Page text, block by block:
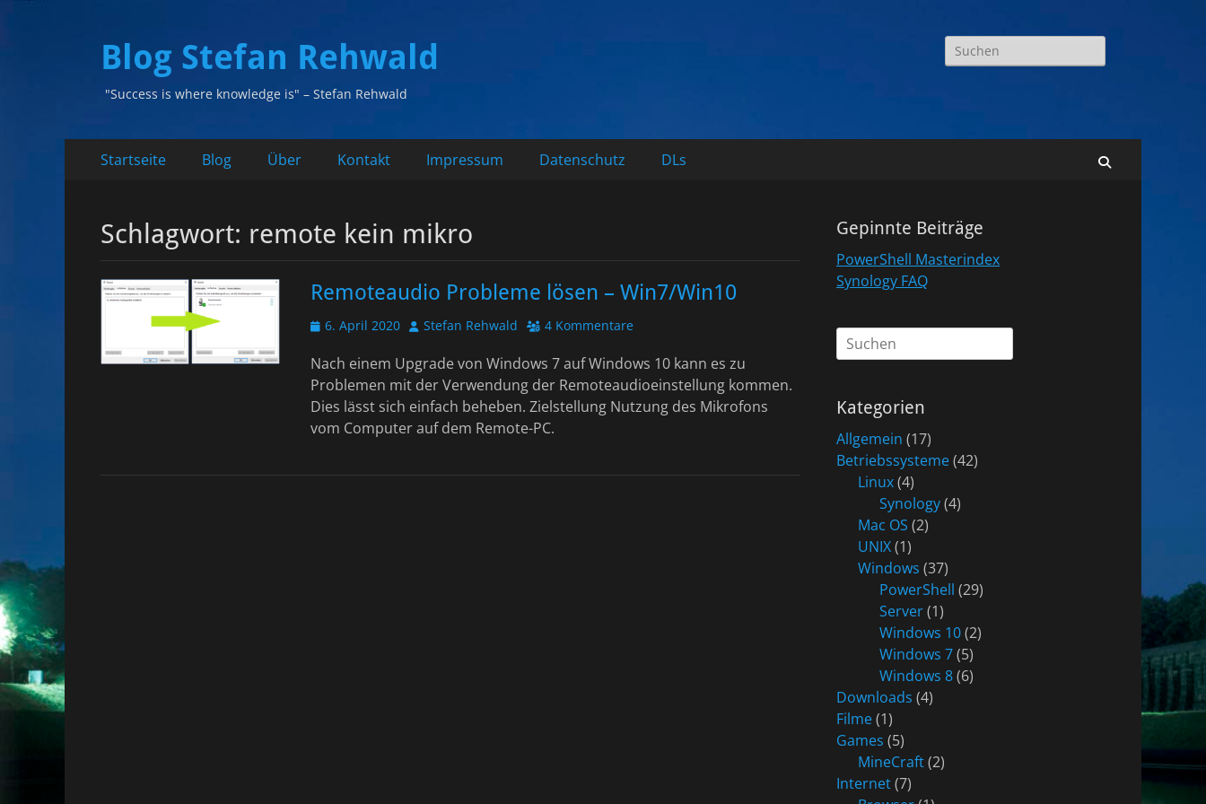
Blog Stefan Rehwald
"Success is where knowledge is" – Stefan Rehwald
Suchen
nach:
Primäres
Inhalt
Startseite Blog Über Kontakt Impressum Datenschutz DLs
Schlagwort: remote kein mikro
Remoteaudio Probleme lösen – Win7/Win10
Veröffentlicht
6. April 2020 AutorStefan Rehwald 4 Kommentare
Nach einem Upgrade von Windows 7 auf Windows 10 kann es zu
Problemen mit der Verwendung der Remoteaudioeinstellung kommen.
Dies lässt sich einfach beheben. Zielstellung Nutzung des Mikrofons
vom Computer auf dem Remote-PC.
Gepinnte Beiträge
PowerShell Masterindex
Synology FAQ
Suchen
nach:
Kategorien
Allgemein (17)
Betriebssysteme(42)
Linux(4)
Synology(4)
Mac OS (2)
UNIX(1)
Windows (37)
PowerShell (29)
Server(1)
Windows 10(2)
Windows 7(5)
Windows 8(6)
Downloads (4)
Filme(1)
Games (5)
MineCraft(2)
Internet(7)